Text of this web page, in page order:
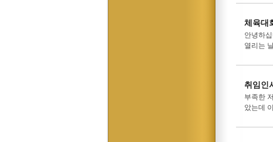
체육대
안녕하
열리는
취임인
부족한
았는데